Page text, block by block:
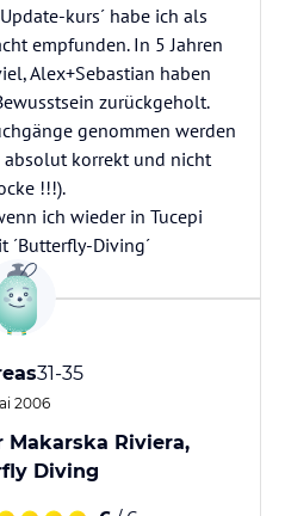
kurs´ habe ich als
empfunden. In 5 Jahren
Alex+Sebastian haben
zurückgeholt.
genommen werden
absolut korrekt und nicht
!!!).
ich wieder in Tucepi
´Butterfly-Diving´
31-35
2006
Makarska Riviera,
Diving